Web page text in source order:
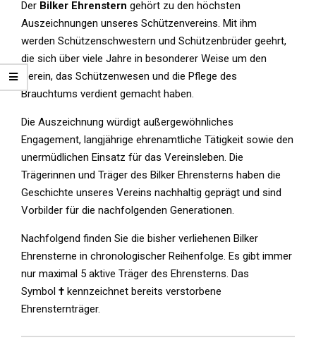
Der Bilker Ehrenstern gehört zu den höchsten
Auszeichnungen unseres Schützenvereins. Mit ihm
werden Schützenschwestern und Schützenbrüder geehrt,
die sich über viele Jahre in besonderer Weise um den
Verein, das Schützenwesen und die Pflege des
Brauchtums verdient gemacht haben.
Die Auszeichnung würdigt außergewöhnliches
Engagement, langjährige ehrenamtliche Tätigkeit sowie den
unermüdlichen Einsatz für das Vereinsleben. Die
Trägerinnen und Träger des Bilker Ehrensterns haben die
Geschichte unseres Vereins nachhaltig geprägt und sind
Vorbilder für die nachfolgenden Generationen.
Nachfolgend finden Sie die bisher verliehenen Bilker
Ehrensterne in chronologischer Reihenfolge. Es gibt immer
nur maximal 5 aktive Träger des Ehrensterns. Das
Symbol † kennzeichnet bereits verstorbene
Ehrensternträger.